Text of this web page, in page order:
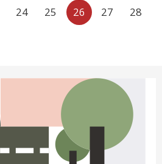
24 25 26 27 28